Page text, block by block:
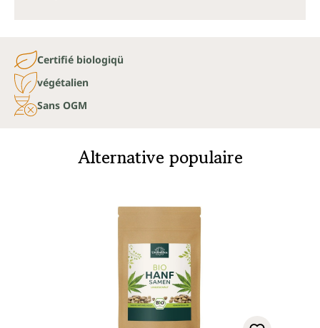
Certifié biologiqü
végétalien
Sans OGM
Alternative populaire